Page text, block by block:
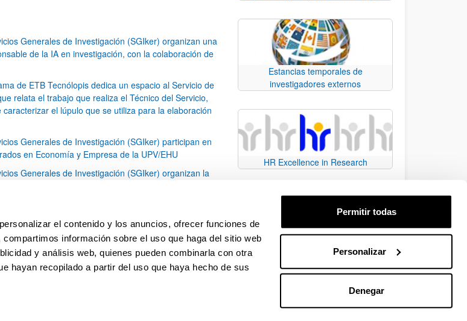
el contenido y los anuncios, ofrecer funciones de
información sobre el uso que haga del sitio web
y análisis web, quienes pueden combinarla con otra
hayan recopilado a partir del uso que haya hecho de sus
Permitir todas
Personalizar
Denegar
Generales de Investigación (SGIker) organizan una
de la IA en investigación, con la colaboración de
de ETB Tecnólopis dedica un espacio al Servicio de
relata el trabajo que realiza el Técnico del Servicio,
el lúpulo que se utiliza para la elaboración
Generales de Investigación (SGIker) participan en
en Economía y Empresa de la UPV/EHU
Generales de Investigación (SGIker) organizan la
de dos variedades de lúpulo silvestre
Página
1 Página
2 Página
3 ...
Páginas intermedias Use TAB para desplazarse.
Página
79
Estancias temporales de
investigadores externos
HR Excellence in Research